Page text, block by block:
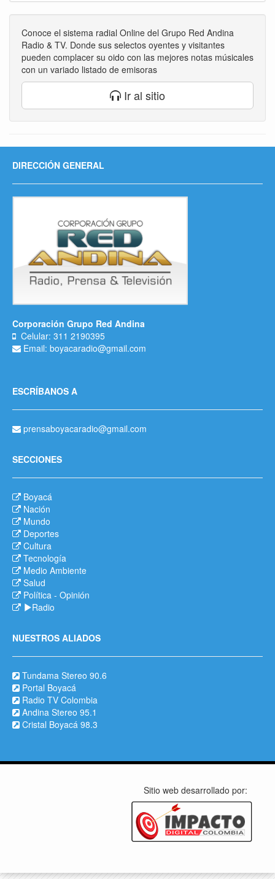
Conoce el sistema radial Online del Grupo Red Andina
Radio & TV. Donde sus selectos oyentes y visitantes
pueden complacer su oido con las mejores notas músicales
con un variado listado de emisoras
Ir al sitio
DIRECCIÓN GENERAL
Corporación Grupo Red Andina
Celular: 311 2190395
Email: boyacaradio@gmail.com
ESCRÍBANOS A
prensaboyacaradio@gmail.com
SECCIONES
Boyacá
Nación
Mundo
Deportes
Cultura
Tecnología
Medio Ambiente
Salud
Política - Opinión
Radio
NUESTROS ALIADOS
Tundama Stereo 90.6
Portal Boyacá
Radio TV Colombia
Andina Stereo 95.1
Cristal Boyacá 98.3
Sitio web desarrollado por: